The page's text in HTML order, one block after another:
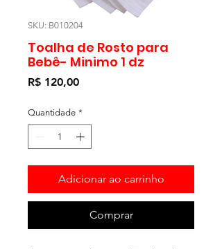
SKU: B010204
Toalha de Rosto para
Bebê- Minimo 1 dz
R$ 120,00Preço
Quantidade *
Adicionar ao carrinho
Comprar